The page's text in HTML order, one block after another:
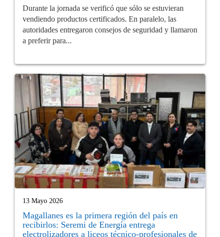
Durante la jornada se verificó que sólo se estuvieran
vendiendo productos certificados. En paralelo, las
autoridades entregaron consejos de seguridad y llamaron
a preferir para...
13 Mayo 2026
Magallanes es la primera región del país en
recibirlos: Seremi de Energía entrega
electrolizadores a liceos técnico-profesionales de